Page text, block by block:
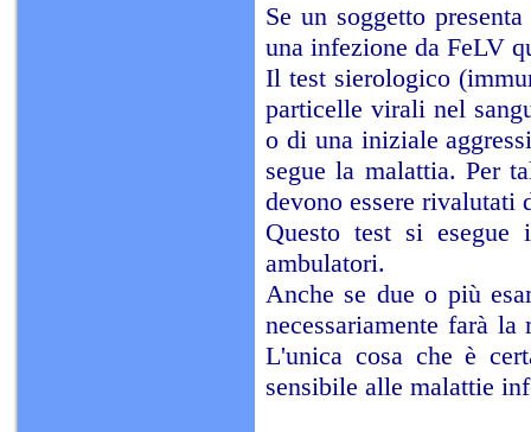
Se un soggetto
una infezione da FeLV
Il test sierologico
particelle virali nel
o di una iniziale
segue la malattia. Per
devono essere rivalutati
Questo test si
ambulatori.
Anche se due o più
necessariamente farà
L'unica cosa che è
sensibile alle malattie